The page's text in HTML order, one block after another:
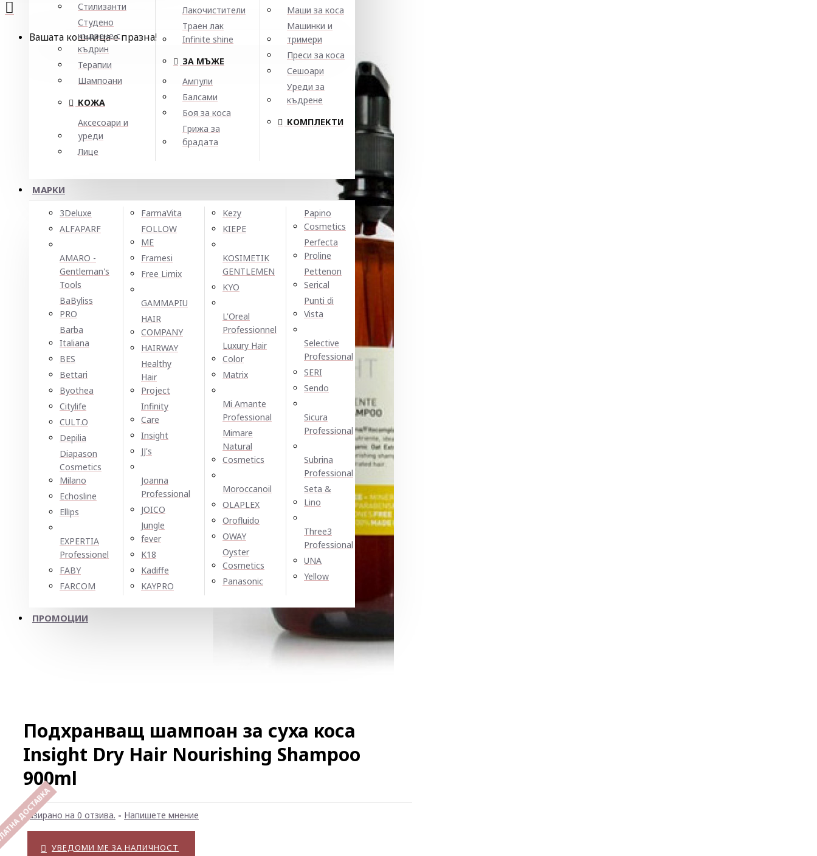
Стилизанти
Студено
къдрене с
къдрин
Терапии
Шампоани
КОЖА
Аксесоари и
уреди
Лице
Лакочистители
Траен лак
Infinite shine
ЗА МЪЖЕ
Ампули
Балсами
Боя за коса
Грижа за
брадата
Маши за коса
Машинки и
тримери
Преси за коса
Сешоари
Уреди за
къдрене
КОМПЛЕКТИ
МАРКИ
3Deluxe
ALFAPARF
AMARO -
Gentleman's
Tools
BaByliss
PRO
Barba
Italiana
BES
Bettari
Byothea
Citylife
CULT.O
Depilia
Diapason
Cosmetics
Milano
Echosline
Ellірѕ
EXPERTIA
Professionel
FABY
FARCOM
FarmaVita
FOLLOW
ME
Framesi
Free Limix
GAMMAPIU
HAIR
COMPANY
HAIRWAY
Healthy
Hair
Project
Infinity
Care
Insight
JJ's
Joanna
Professional
JOICO
Jungle
fever
K18
Kadiffe
KAYPRO
Kezy
KIEPE
KOSIMETIK
GENTLEMEN
KYO
L'Oreal
Professionnel
Luxury Hair
Color
Matrix
Mi Amante
Professional
Mimare
Natural
Cosmetics
Moroccanoil
OLAPLEX
Orofluido
OWAY
Oyster
Cosmetics
Panasonic
Papino
Cosmetics
Perfecta
Proline
Pettenon
Serical
Punti di
Vista
Selective
Professional
SERI
Sendo
Sicura
Professional
Subrina
Professional
Seta &
Lino
Three3
Professional
UNA
Yellow
ПРОМОЦИИ
Вашата кошница е празна!
ДОСТАВКА
Подхранващ шампоан за суха коса
Insight Dry Hair Nourishing Shampoo
900ml
Базирано на 0 отзива. - Напишете мнение
УВЕДОМИ МЕ ЗА НАЛИЧНОСТ